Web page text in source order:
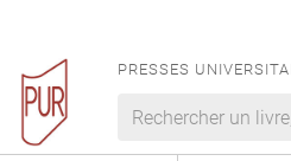
PRESSES